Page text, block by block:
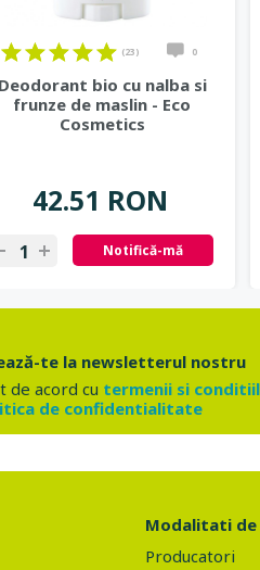
(23) 0
Deodorant bio cu nalba si
frunze de maslin - Eco
Cosmetics
42.51 RON
Notifică-mă
te la newsletterul nostru
de acord cu termenii si
de confidentialitate
Modalitati de
Producatori